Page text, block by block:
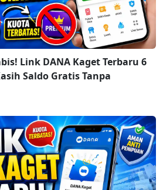
Link DANA Kaget Terbaru 6
Saldo Gratis Tanpa